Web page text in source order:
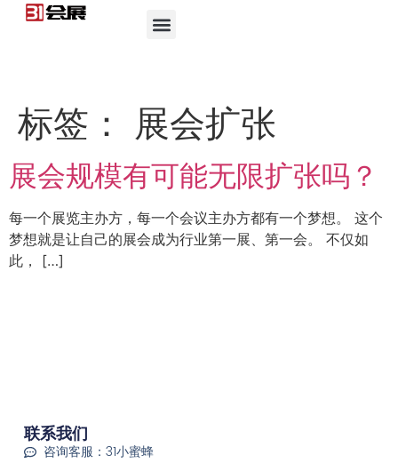
标签： 展会扩张
展会规模有可能无限扩张吗？
每一个展览主办方，每一个会议主办方都有一个梦想。 这个
梦想就是让自己的展会成为行业第一展、第一会。 不仅如
此， […]
联系我们
咨询客服：31小蜜蜂